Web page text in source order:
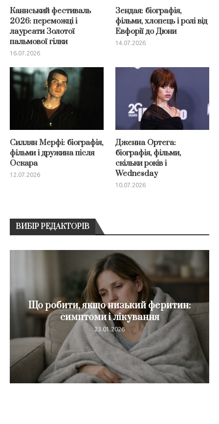
Каннський фестиваль
2026: переможці і
лауреати Золотої
пальмової гілки
16.07.2026
Зендая: біографія,
фільми, хлопець і ролі від
Евфорії до Дюни
14.07.2026
Силлян Мерфі: біографія,
фільми і дружина після
Оскара
12.07.2026
Дженна Ортега:
біографія, фільми,
скільки років і
Wednesday
10.07.2026
ВИБІР РЕДАКТОРІВ
Що робити, якщо низький феритин:
симптоми і лікування
23.01.2026